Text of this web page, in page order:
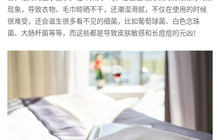
现象，导致衣物、毛巾晾晒不干，还潮湿滑腻，不仅在使用的时候
很难受，还会滋生很多看不见的细菌，比如葡萄球菌、白色念珠
菌、大肠杆菌等等，而这些都是导致皮肤敏感和长痘痘的元凶！